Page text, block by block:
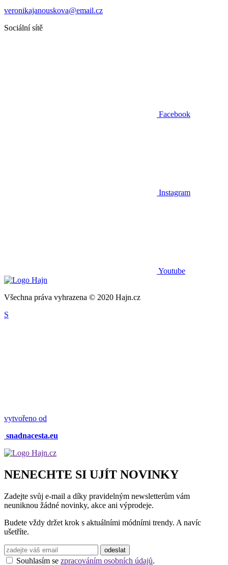
veronikajanouskova@email.cz
Sociální sítě
Facebook
Instagram
Youtube
Všechna práva vyhrazena © 2020 Hajn.cz
S
vytvořeno od
snadnacesta.eu
NENECHTE SI UJÍT NOVINKY
Zadejte svůj e-mail a díky pravidelným newsletterům vám
neuniknou žádné novinky, akce ani výprodeje.
Budete vždy držet krok s aktuálními módními trendy. A navíc
ušetříte.
Souhlasím se zpracováním osobních údajů.